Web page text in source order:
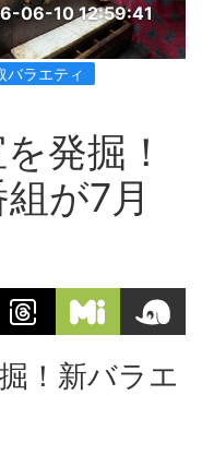
06-10 12:59:41
バラエティ
発掘！
が7月
！新バラエ